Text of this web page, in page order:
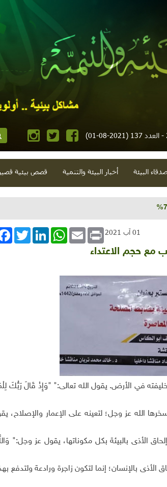
البيئة أخبار البيئة والتنمية قصص بيئية
TwitterLinkedInWhatsApp Email Print 01 آب 2021
مع حجم الاعتداء
خليفته في الأرض. يقول الله تعالى:" "وَإِذْ قَالَ رَبُّكَ
الله عز وجل؛ لتعينه على الإعمار والإصلاح،
الأذى بالبيئة بكل مكوناتها، يقول عز وجل:"
بالإنسان؛ إنما لتكون زاجرة ورادعة ولتدفع